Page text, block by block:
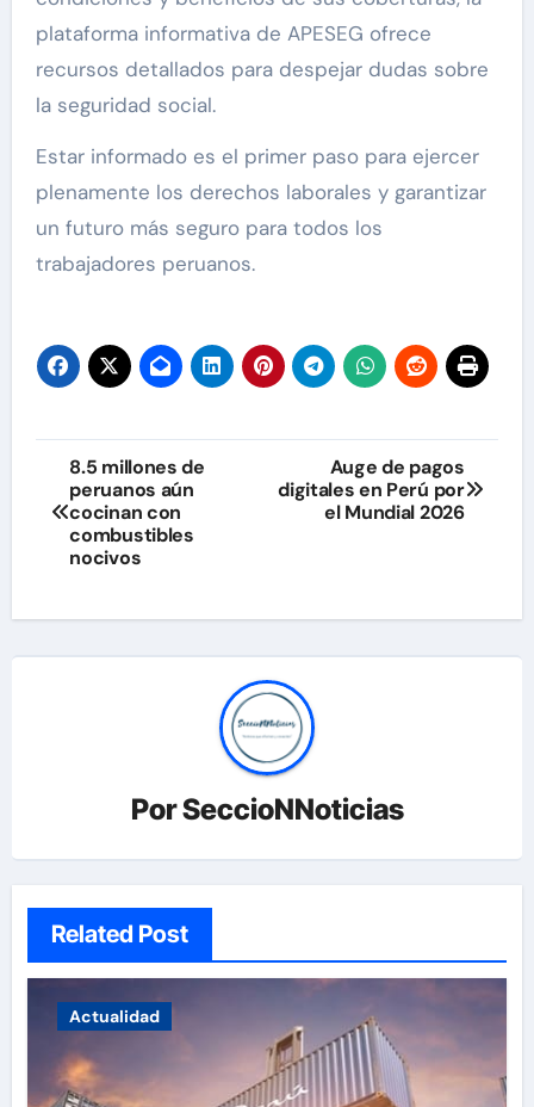
plataforma informativa de APESEG ofrece
recursos detallados para despejar dudas sobre
la seguridad social.
Estar informado es el primer paso para ejercer
plenamente los derechos laborales y garantizar
un futuro más seguro para todos los
trabajadores peruanos.
Navegación
de
entradas
8.5 millones de
peruanos aún
cocinan con
combustibles
nocivos
Auge de pagos
digitales en Perú por
el Mundial 2026
PorSeccioNNoticias
Related Post
Actualidad